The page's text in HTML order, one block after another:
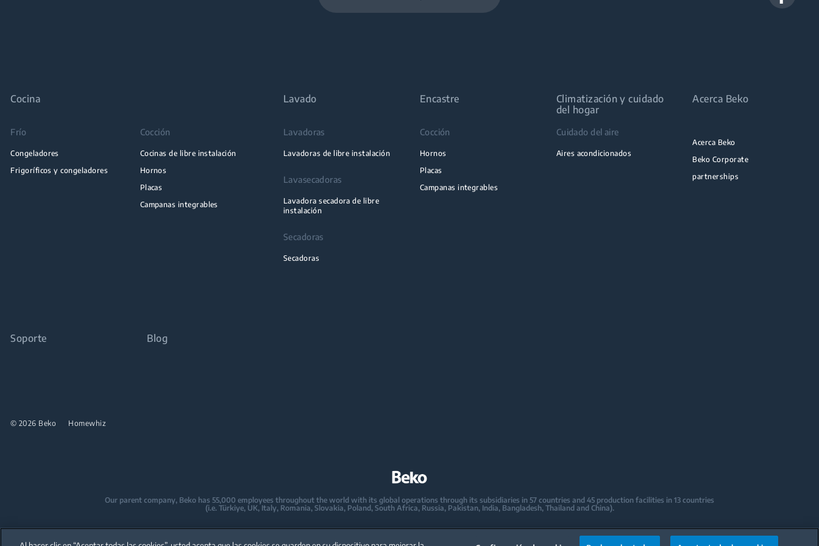
guardar la comida una vez que se alcance la temperatura deseada.
Cocina
Frío
Congeladores
Frigoríficos y congeladores
Cocción
Cocinas de libre instalación
Hornos
Placas
Campanas integrables
Lavado
Lavadoras
Lavadoras de libre instalación
Lavasecadoras
Lavadora secadora de libre
instalación
Secadoras
Secadoras
Encastre
Cocción
Hornos
Placas
Campanas integrables
Climatización y cuidado
del hogar
Cuidado del aire
Aires acondicionados
Acerca Beko
Acerca Beko
Beko Corporate
partnerships
Soporte Blog
© 2026 Beko Homewhiz
Our parent company, Beko has 55,000 employees throughout the world with its global operations through its subsidiaries in 57 countries and 45 production facilities in 13 countries
(i.e. Türkiye, UK, Italy, Romania, Slovakia, Poland, South Africa, Russia, Pakistan, India, Bangladesh, Thailand and China).
Beko became the largest white goods company in Europe with its market share (based on volumes). Beko’s 31 R&D and Design Centers & Offices across the globe
are home to over 2,300 researchers and hold more than 3,500 international registered patent applications to date.